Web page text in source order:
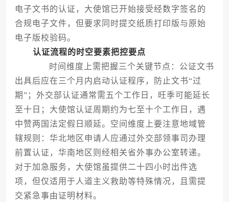
电子文书的认证，大使馆已开始接受经数字签名的
合规电子文件，但要求同时提交纸质打印版与原始
电子版校验码。
认证流程的时空要素把控要点
时间维度上需把握三个关键节点：公证文书
出具后应在三个月内启动认证程序，防止文书“过
期”；外交部认证通常需五个工作日，旺季可能延长
至十日；大使馆认证周期约为七至十个工作日，遇
中赞两国法定假日顺延。空间维度上要注意地域管
辖规则：华北地区申请人应通过外交部领事司办理
前置认证，华南地区则经相关省外事办公室转递。
对于加急服务，大使馆虽提供二十四小时出件选
项，但仅适用于人道主义救助等特殊情况，且需提
交紧急事由证明材料。